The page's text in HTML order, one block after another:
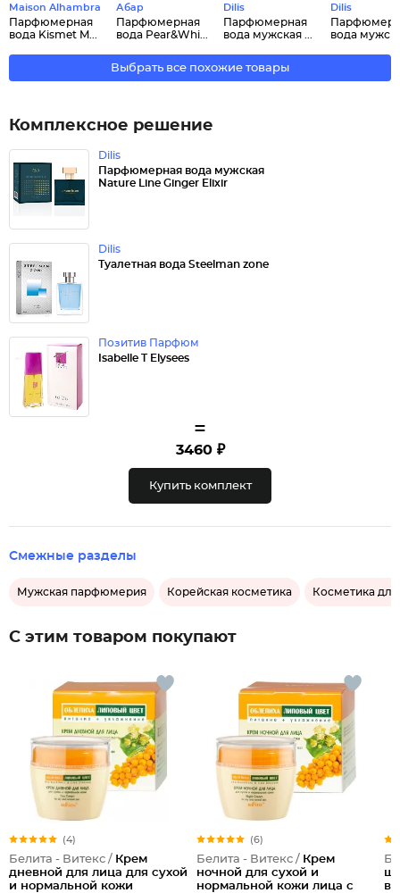
Maison Alhambra
Парфюмерная
вода Kismet M...
Абар
Парфюмерная
вода Pear&Whi...
Dilis
Парфюмерная
вода мужская ...
Dilis
вода
Выбрать все похожие товары
Комплексное решение
Dilis
Парфюмерная вода мужская
Nature Line Ginger Elixir
Dilis
Туалетная вода Steelman zone
Позитив Парфюм
Isabelle T Elysees
=
3460 ₽
Купить комплект
Смежные разделы
Мужская парфюмерия Корейская косметика Косметика
С этим товаром покупают
(4)
Белита - Витекс / Крем
дневной для лица для сухой
и нормальной кожи
(6)
Белита - Витекс / Крем
ночной для сухой и
нормальной кожи лица с